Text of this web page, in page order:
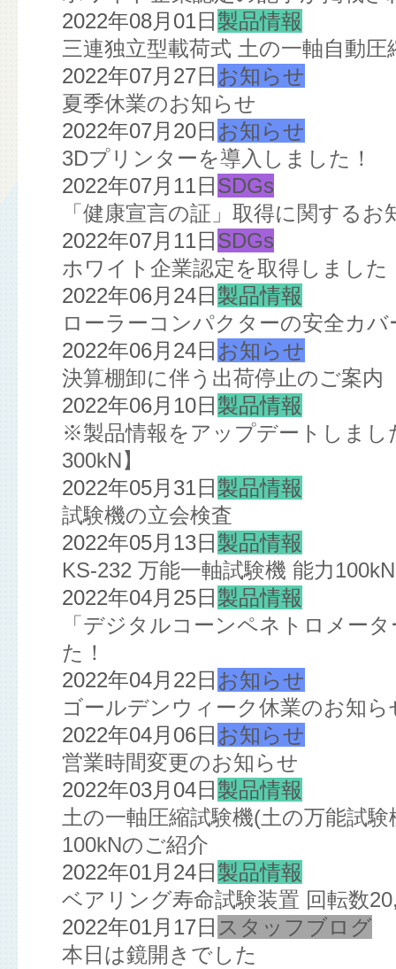
2022年08月01日 製品情報
三連独立型載荷式 土の一軸自動
2022年07月27日 お知らせ
夏季休業のお知らせ
2022年07月20日 お知らせ
3Dプリンターを導入しました！
2022年07月11日 SDGs
「健康宣言の証」取得に関するお
2022年07月11日 SDGs
ホワイト企業認定を取得しました
2022年06月24日 製品情報
ローラーコンパクターの安全カバ
2022年06月24日 お知らせ
決算棚卸に伴う出荷停止のご案内
2022年06月10日 製品情報
※製品情報をアップデートしま
300kN】
2022年05月31日 製品情報
試験機の立会検査
2022年05月13日 製品情報
KS-232 万能一軸試験機 能力
2022年04月25日 製品情報
「デジタルコーンペネトロメー
た！
2022年04月22日 お知らせ
ゴールデンウィーク休業のお知ら
2022年04月06日 お知らせ
営業時間変更のお知らせ
2022年03月04日 製品情報
土の一軸圧縮試験機(土の万能試
100kNのご紹介
2022年01月24日 製品情報
ベアリング寿命試験装置 回転数
2022年01月17日 スタッフブログ
本日は鏡開きでした